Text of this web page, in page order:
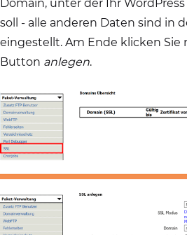
Domain, unter der Ihr
soll - alle anderen Daten sind in
eingestellt. Am Ende klicken Sie
Button anlegen.